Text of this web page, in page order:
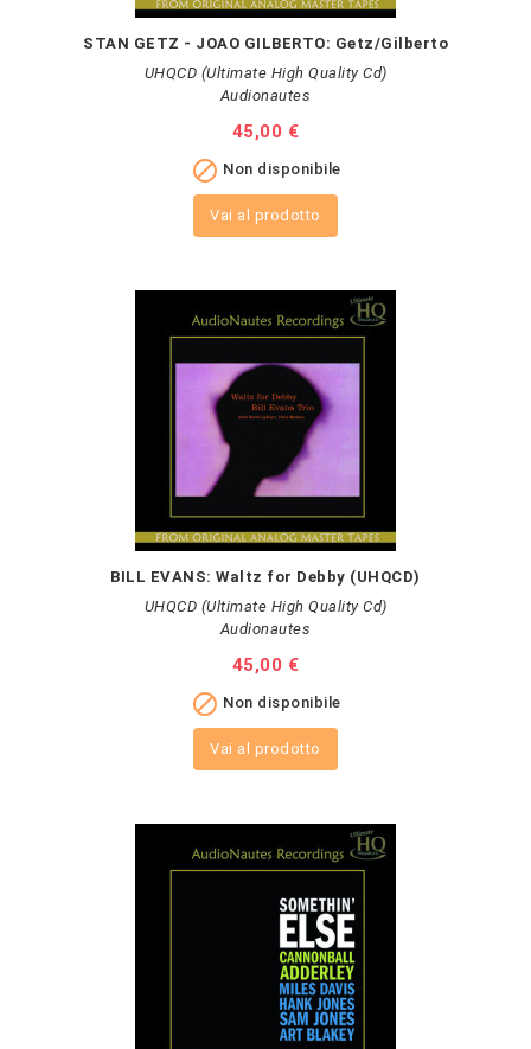
STAN GETZ - JOAO GILBERTO: Getz/Gilberto
UHQCD (Ultimate High Quality Cd)
Audionautes
Prezzo
45,00 €
 Non disponibile
Vai al prodotto
BILL EVANS: Waltz for Debby (UHQCD)
UHQCD (Ultimate High Quality Cd)
Audionautes
Prezzo
45,00 €
 Non disponibile
Vai al prodotto